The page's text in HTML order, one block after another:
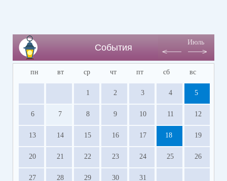
События
Июль
пн вт ср чт пт сб вс
1 2 3 4 5
6 7 8 9 10 11 12
13 14 15 16 17 18 19
20 21 22 23 24 25 26
27 28 29 30 31